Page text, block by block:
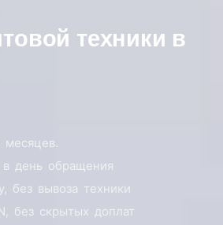
техники в
день обращения
без вывоза техники
без скрытых доплат